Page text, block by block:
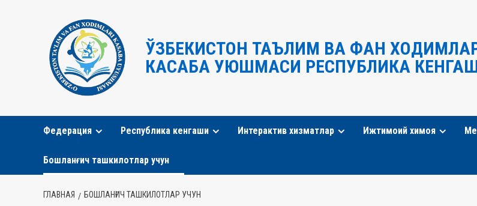
содержимому
ЎЗБЕКИСТОН ТАЪЛИМ ВА ФАН
КАСАБА УЮШМАСИ РЕСПУБЛИКА
Федерация Республика кенгаши Интерактив хизматлар Ижтимоий химоя
Бошланғич ташкилотлар учун
ГЛАВНАЯ БОШЛАНҒИЧ ТАШКИЛОТЛАР УЧУН